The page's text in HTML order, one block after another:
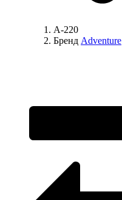
A-220
Бренд Adventure